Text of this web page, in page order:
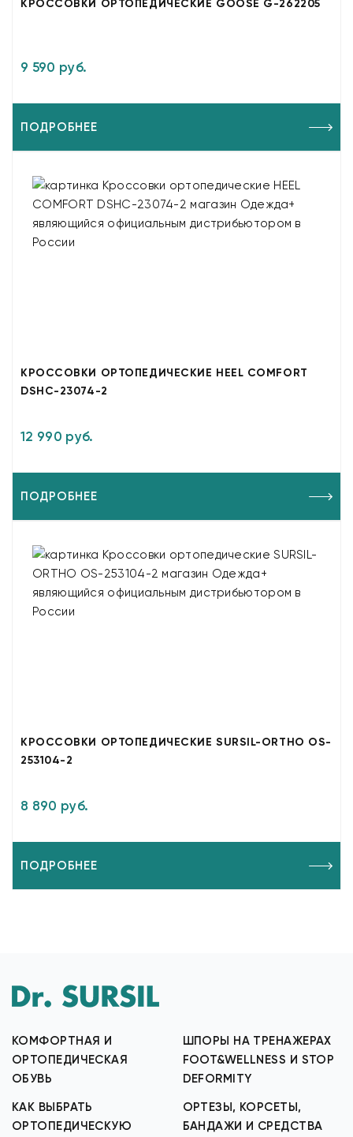
КРОССОВКИ ОРТОПЕДИЧЕСКИЕ GOOSE G-262205
9 590 руб.
ПОДРОБНЕЕ
КРОССОВКИ ОРТОПЕДИЧЕСКИЕ HEEL COMFORT
DSHC-23074-2
12 990 руб.
ПОДРОБНЕЕ
КРОССОВКИ ОРТОПЕДИЧЕСКИЕ SURSIL-ORTHO OS-
253104-2
8 890 руб.
ПОДРОБНЕЕ
КОМФОРТНАЯ И
ОРТОПЕДИЧЕСКАЯ
ОБУВЬ
КАК ВЫБРАТЬ
ОРТОПЕДИЧЕСКУЮ
ШПОРЫ НА ТРЕНАЖЕРАХ
FOOT&WELLNESS И STOP
DEFORMITY
ОРТЕЗЫ, КОРСЕТЫ,
БАНДАЖИ И СРЕДСТВА